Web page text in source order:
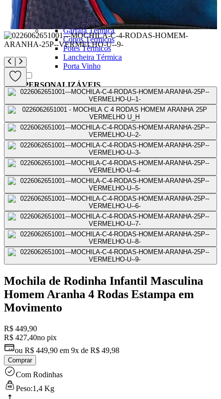
Térmicos
Ver todos
Garrafa Térmica
Copos Térmicos
Potes Térmicos
Lancheira Térmica
Porta Vinho
PERSONALIZÁVEIS
Ver todos
Malas Personalizadas
Laser
Couro
Ver Todos
Meus favoritos
Meus pedidos
Mochila de Rodinha Infantil Masculina
Homem Aranha 4 Rodas Estampa em
Movimento
R$ 449,90
R$ 427,40no pix
ou R$ 449,90 em 9x de R$ 49,98
Comprar
Com Rodinhas
Peso:1,4 Kg